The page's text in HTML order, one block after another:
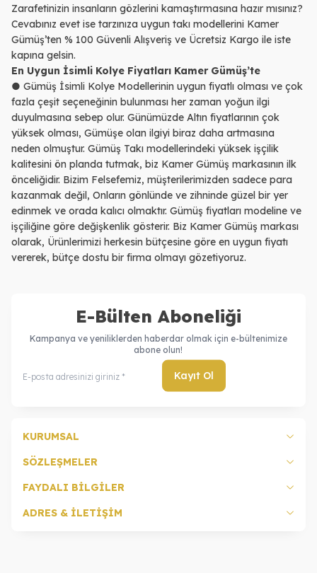
Zarafetinizin insanların gözlerini kamaştırmasına hazır mısınız?
Cevabınız evet ise tarzınıza uygun takı modellerini Kamer
Gümüş’ten % 100 Güvenli Alışveriş ve Ücretsiz Kargo ile iste
kapına gelsin.
En Uygun İsimli Kolye Fiyatları Kamer Gümüş’te
● Gümüş İsimli Kolye Modellerinin uygun fiyatlı olması ve çok
fazla çeşit seçeneğinin bulunması her zaman yoğun ilgi
duyulmasına sebep olur. Günümüzde Altın fiyatlarının çok
yüksek olması, Gümüşe olan ilgiyi biraz daha artmasına
neden olmuştur. Gümüş Takı modellerindeki yüksek işçilik
kalitesini ön planda tutmak, biz Kamer Gümüş markasının ilk
önceliğidir. Bizim Felsefemiz, müşterilerimizden sadece para
kazanmak değil, Onların gönlünde ve zihninde güzel bir yer
edinmek ve orada kalıcı olmaktır. Gümüş fiyatları modeline ve
işçiliğine göre değişkenlik gösterir. Biz Kamer Gümüş markası
olarak, Ürünlerimizi herkesin bütçesine göre en uygun fiyatı
vererek, bütçe dostu bir firma olmayı gözetiyoruz.
E-Bülten Aboneliği
Kampanya ve yeniliklerden haberdar olmak için e-bültenimize
abone olun!
Kayıt Ol
KURUMSAL
SÖZLEŞMELER
FAYDALI BİLGİLER
ADRES & İLETİŞİM